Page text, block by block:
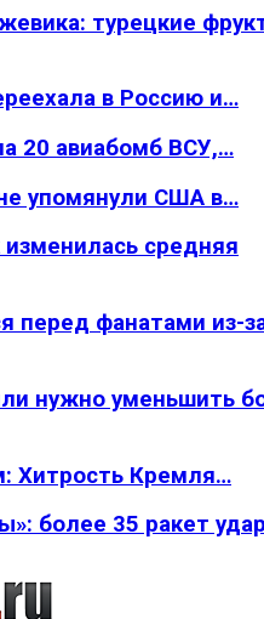
турецкие
в Россию и…
20 авиабомб ВСУ,…
упомянули США в…
средняя
перед фанатами из-
нужно уменьшить
Хитрость Кремля…
более 35 ракет